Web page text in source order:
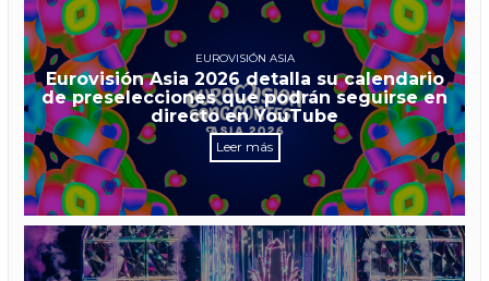
EUROVISIÓN ASIA
Eurovisión Asia 2026 detalla su calendario
de preselecciones que podrán seguirse en
directo en YouTube
Leer más